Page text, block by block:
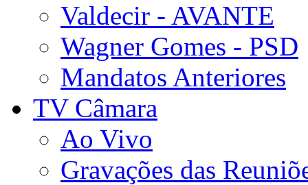
Valdecir - AVANTE
Wagner Gomes - PSD
Mandatos Anteriores
TV Câmara
Ao Vivo
Gravações das